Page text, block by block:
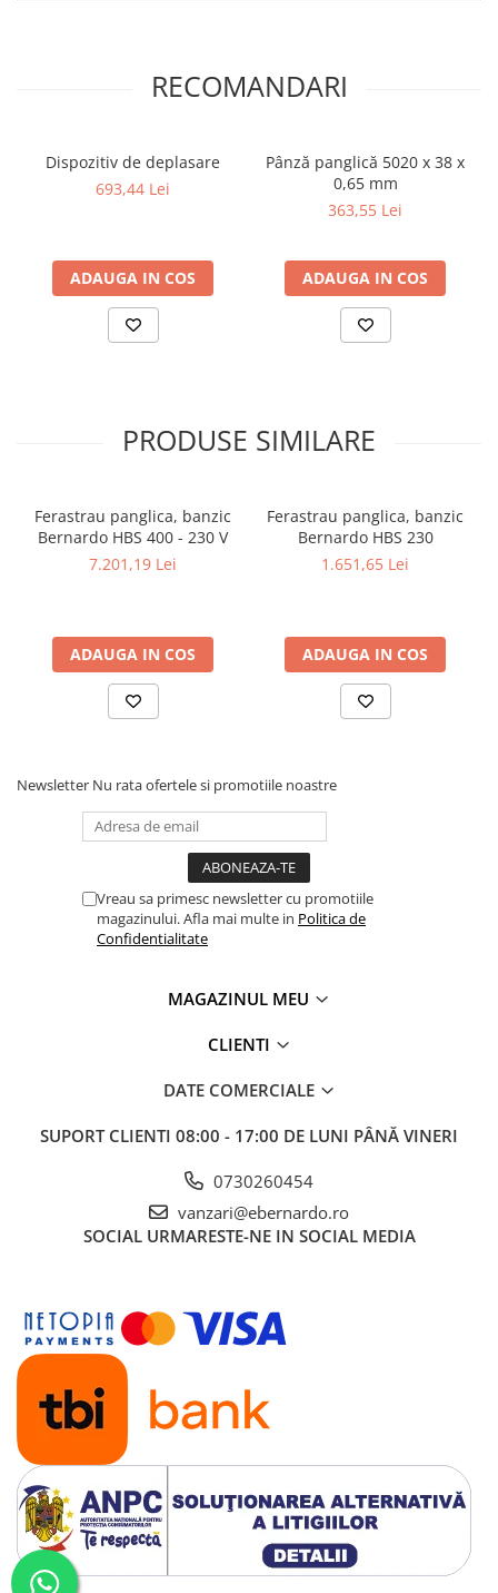
RECOMANDARI
Dispozitiv de deplasare
693,44 Lei
ADAUGA IN COS
Pânză panglică 5020 x 38 x
0,65 mm
363,55 Lei
ADAUGA IN COS
PRODUSE SIMILARE
Ferastrau panglica, banzic
Bernardo HBS 400 - 230 V
7.201,19 Lei
ADAUGA IN COS
Ferastrau panglica, banzic
Bernardo HBS 230
1.651,65 Lei
ADAUGA IN COS
Newsletter Nu rata ofertele si promotiile noastre
Vreau sa primesc newsletter cu promotiile
magazinului. Afla mai multe in Politica de
Confidentialitate
MAGAZINUL MEU
CLIENTI
DATE COMERCIALE
SUPORT CLIENTI 08:00 - 17:00 DE LUNI PÂNĂ VINERI
0730260454
vanzari@ebernardo.ro
SOCIAL URMARESTE-NE IN SOCIAL MEDIA